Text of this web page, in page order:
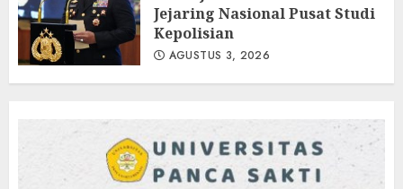
Jejaring Nasional Pusat Studi
Kepolisian
AGUSTUS 3, 2026